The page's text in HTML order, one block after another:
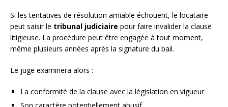
Si les tentatives de résolution amiable échouent, le locataire
peut saisir le tribunal judiciaire pour faire invalider la clause
litigieuse. La procédure peut être engagée à tout moment,
même plusieurs années après la signature du bail.
Le juge examinera alors :
La conformité de la clause avec la législation en vigueur